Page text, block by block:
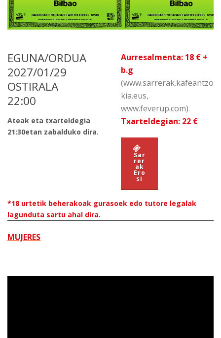
EGUNA/ORDUA
2027/01/29
OSTIRALA
22:00
Ateak eta txarteldegia
21:30etan zabalduko dira.
Aurresalmenta: 18 € +
b.g
(www.sarrerak.kafeantzo
kia.eus,
www.feverup.com).
Txarteldegian: 22 €
Sar
rer
ak
Ero
si
*18 urtetik beherakoak gurasoek edo tutore legalak
lagunduta sartu ahal dira.
MUJERES